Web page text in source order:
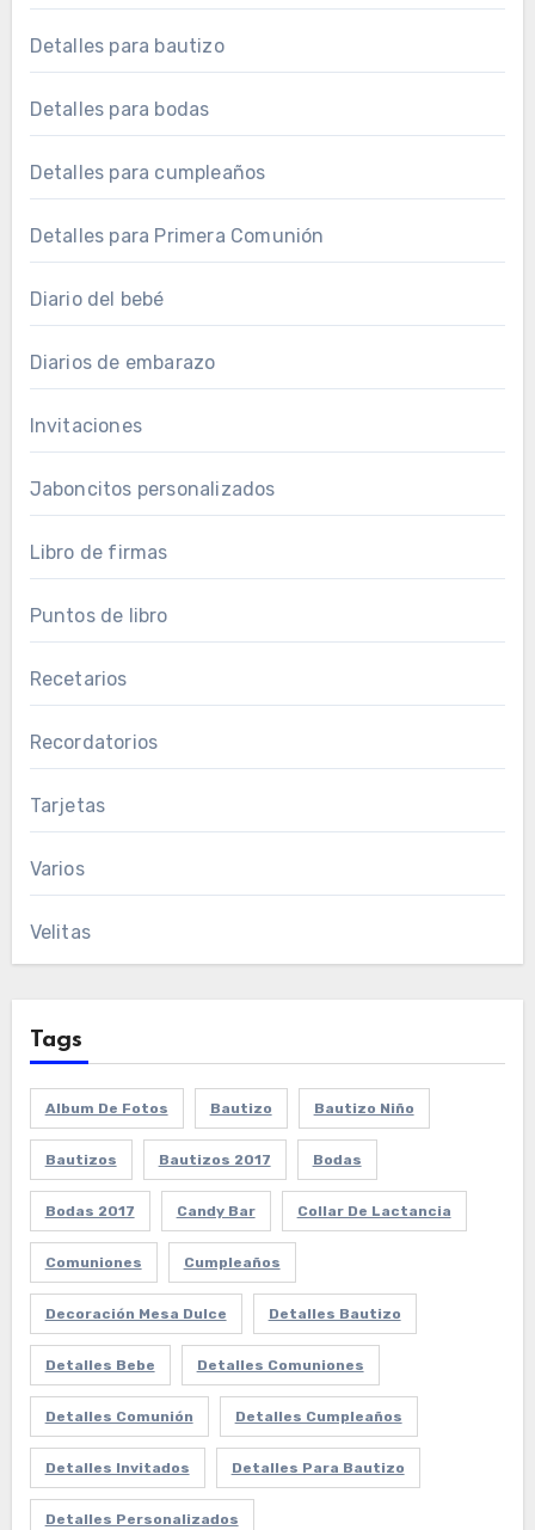
Detalles para bautizo
Detalles para bodas
Detalles para cumpleaños
Detalles para Primera Comunión
Diario del bebé
Diarios de embarazo
Invitaciones
Jaboncitos personalizados
Libro de firmas
Puntos de libro
Recetarios
Recordatorios
Tarjetas
Varios
Velitas
Tags
Album De Fotos Bautizo Bautizo Niño
Bautizos Bautizos 2017 Bodas
Bodas 2017 Candy Bar Collar De Lactancia
Comuniones Cumpleaños
Decoración Mesa Dulce Detalles Bautizo
Detalles Bebe Detalles Comuniones
Detalles Comunión Detalles Cumpleaños
Detalles Invitados Detalles Para Bautizo
Detalles Personalizados